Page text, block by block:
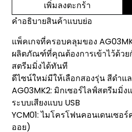
เพิ่มลงตะกร้า
คำอธิบายสินค้าแบบย่อ
แพ็คเกจที่ครอบคลุมของ
ผลิตภัณฑ์ที่คุณต้องการเข้าไว้ด้ว
สตรีมมิ่งได้ทันที
ดีไซน์ใหม่มีให้เลือกสองรุ่น สีดำแ
AG03MK2: มิกเซอร์ไลฟ์สตรีมมิ่
ระบบเสียงแบบ USB
YCM01: ไมโครโฟนคอนเดนเซอ
ออย)